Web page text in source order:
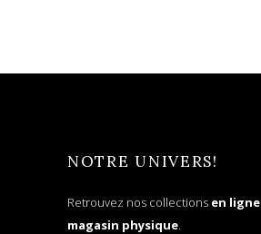
NOTRE UNIVERS!
Retrouvez nos collections en ligne
magasin physique.